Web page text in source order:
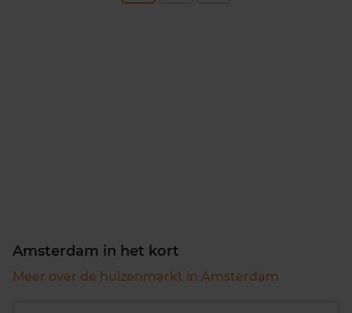
Amsterdam in het kort
Meer over de huizenmarkt in Amsterdam